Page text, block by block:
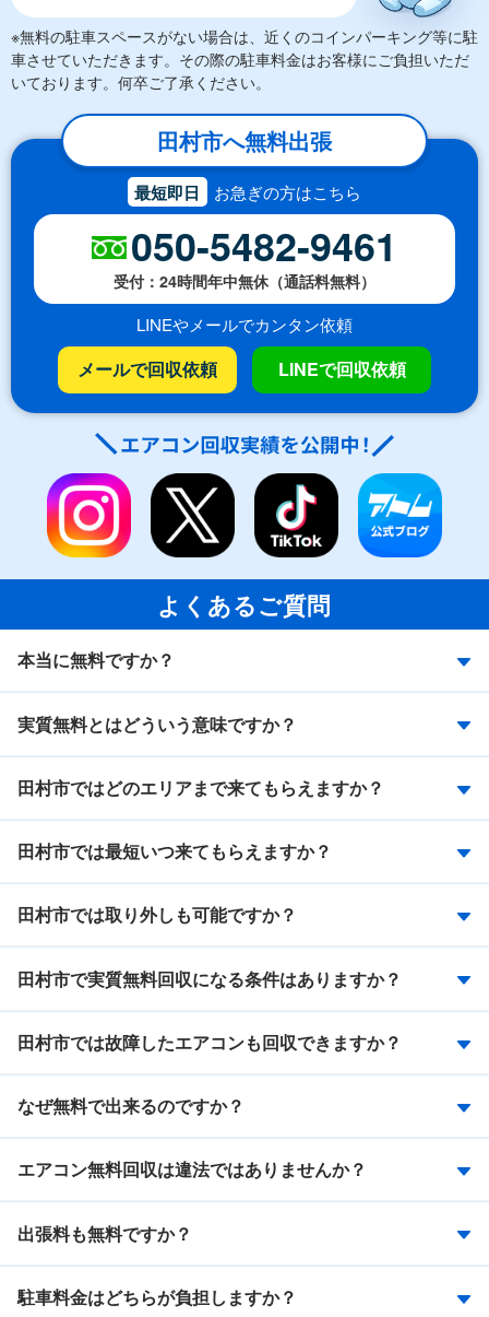
※無料の駐車スペースがない場合は、近くのコインパーキング等に駐
車させていただきます。その際の駐車料金はお客様にご負担いただ
いております。何卒ご了承ください。
田村市へ無料出張
最短即日 お急ぎの方はこちら
050-5482-9461
受付：24時間年中無休（通話料無料）
LINEやメールでカンタン依頼
メールで回収依頼 LINEで回収依頼
よくあるご質問
本当に無料ですか？
実質無料とはどういう意味ですか？
田村市ではどのエリアまで来てもらえますか？
田村市では最短いつ来てもらえますか？
田村市では取り外しも可能ですか？
田村市で実質無料回収になる条件はありますか？
田村市では故障したエアコンも回収できますか？
なぜ無料で出来るのですか？
エアコン無料回収は違法ではありませんか？
出張料も無料ですか？
駐車料金はどちらが負担しますか？